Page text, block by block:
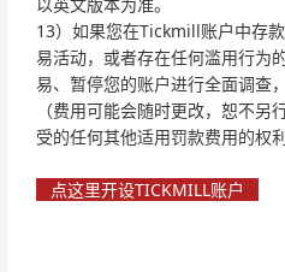
13）如果您在Tickmill账户中存
易活动，或者存在任何滥用行为
易、暂停您的账户进行全面调查
（费用可能会随时更改，恕不
受的任何其他适用罚款费用的权利
点这里开设TICKMILL账户